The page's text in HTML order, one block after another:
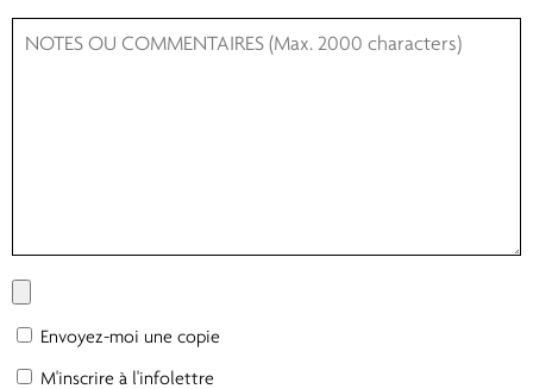
Envoyez-moi une copie
M'inscrire à l'infolettre